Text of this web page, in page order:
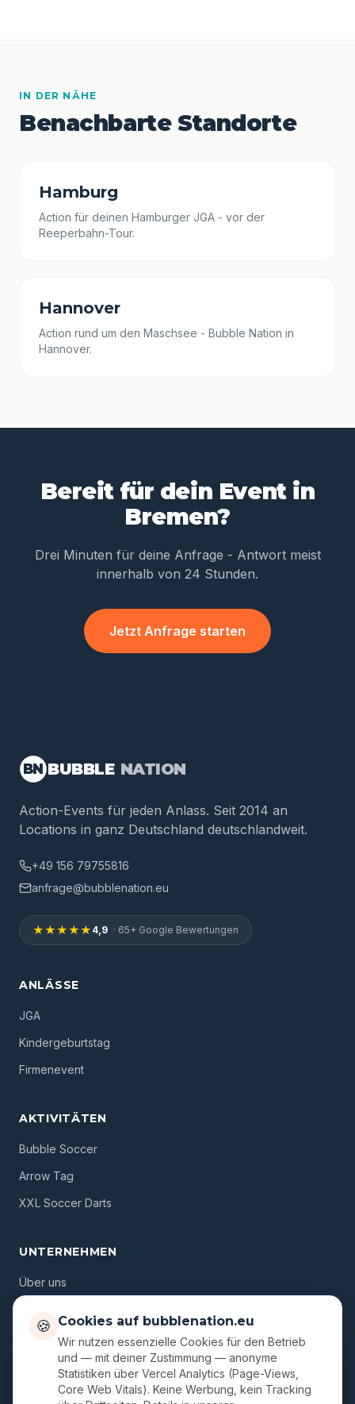
IN DER NÄHE
Benachbarte Standorte
Hamburg
Action für deinen Hamburger JGA - vor der
Reeperbahn-Tour.
Hannover
Action rund um den Maschsee - Bubble Nation in
Hannover.
Bereit für dein Event in
Bremen?
Drei Minuten für deine Anfrage - Antwort meist
innerhalb von 24 Stunden.
Jetzt Anfrage starten
BN BUBBLE NATION
Action-Events für jeden Anlass. Seit 2014 an
Locations in ganz Deutschland deutschlandweit.
+49 156 79755816
anfrage@bubblenation.eu
★★★★★ 4,9 · 65+ Google Bewertungen
ANLÄSSE
JGA
Kindergeburtstag
Firmenevent
AKTIVITÄTEN
Bubble Soccer
Arrow Tag
XXL Soccer Darts
UNTERNEHMEN
Über uns
Gutscheine
🍪 Cookies auf bubblenation.eu
Wir nutzen essenzielle Cookies für den Betrieb
und — mit deiner Zustimmung — anonyme
Statistiken über Vercel Analytics (Page-Views,
Core Web Vitals). Keine Werbung, kein Tracking